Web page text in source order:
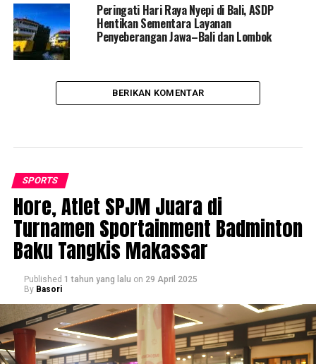
Peringati Hari Raya Nyepi di Bali, ASDP
Hentikan Sementara Layanan
Penyeberangan Jawa–Bali dan Lombok
BERIKAN KOMENTAR
SPORTS
Hore, Atlet SPJM Juara di
Turnamen Sportainment Badminton
Baku Tangkis Makassar
Published 1 tahun yang lalu on 29 April 2025
By Basori